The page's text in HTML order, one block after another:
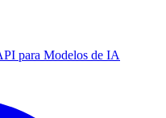
para Modelos de IA